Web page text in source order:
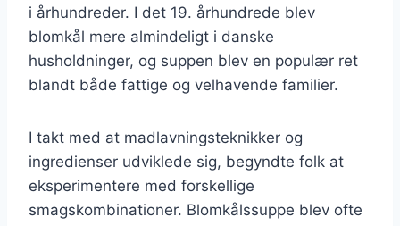
i århundreder. I det 19. århundrede blev
blomkål mere almindeligt i danske
husholdninger, og suppen blev en populær ret
blandt både fattige og velhavende familier.
I takt med at madlavningsteknikker og
ingredienser udviklede sig, begyndte folk at
eksperimentere med forskellige
smagskombinationer. Blomkålssuppe blev ofte